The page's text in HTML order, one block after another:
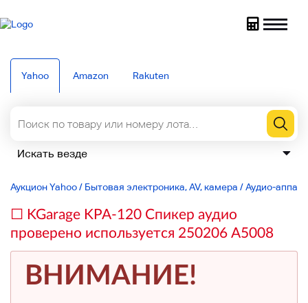
Yahoo Amazon Rakuten
Аукцион Yahoo/ Бытовая электроника, AV, камера /Аудио-
□ KGarage KPA-120 Спикер аудио
проверено используется 250206 A5008
ВНИМАНИЕ!